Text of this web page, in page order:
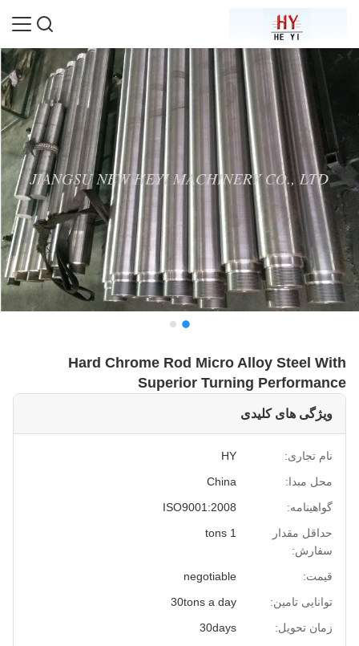
Hard Chrome Rod Micro Alloy Steel With
Superior Turning Performance
ویژگی های کلیدی
نام تجاری:
HY
محل مبدا:
China
گواهینامه:
ISO9001:2008
حداقل مقدار
سفارش:
1 tons
قیمت:
negotiable
توانایی تامین:
30tons a day
زمان تحویل:
30days